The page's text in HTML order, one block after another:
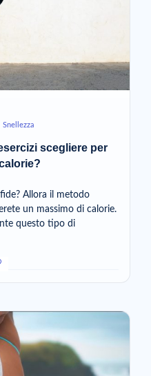
Snellezza
scegliere per
Allora il metodo
un massimo di calorie.
questo tipo di